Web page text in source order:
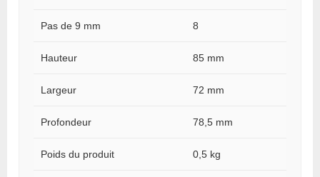
Pas de 9 mm 8
Hauteur 85 mm
Largeur 72 mm
Profondeur 78,5 mm
Poids du produit 0,5 kg